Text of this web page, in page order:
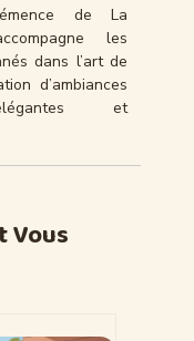
de La
les
dans l’art de
d’ambiances
et
Vous